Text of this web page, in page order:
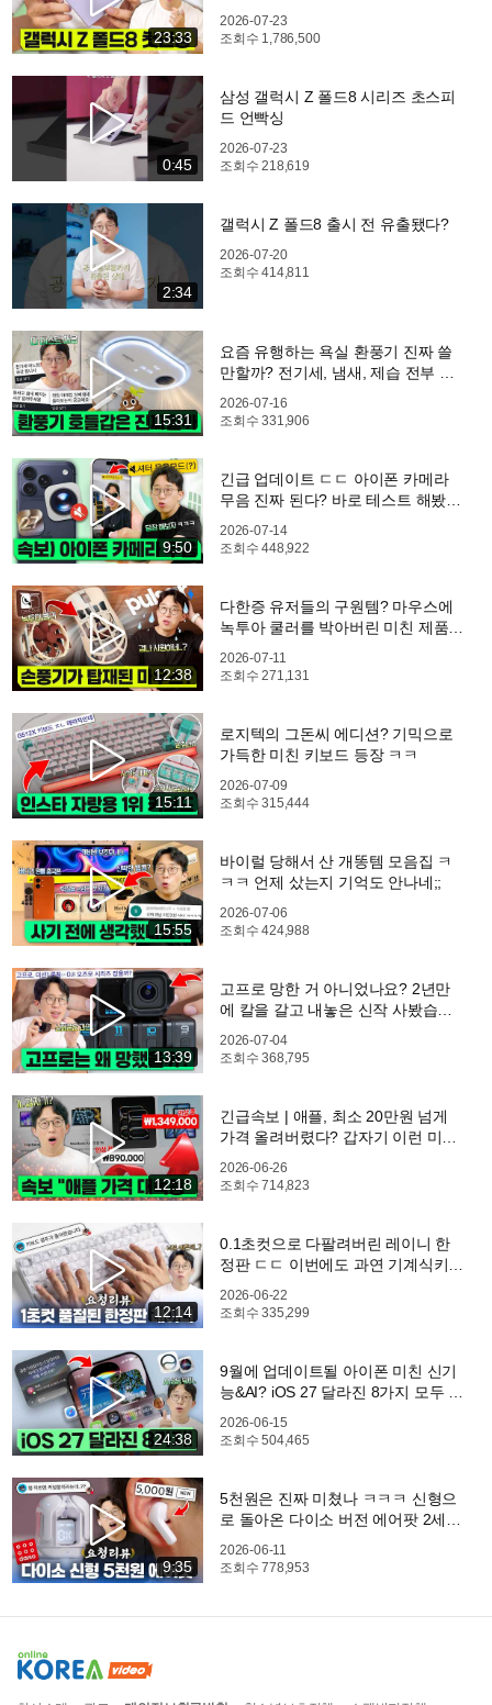
23:33
2026-07-23
조회수 1,786,500
0:45
삼성 갤럭시 Z 폴드8 시리즈 초스피
드 언빡싱
2026-07-23
조회수218,619
2:34
갤럭시 Z 폴드8 출시 전 유출됐다?
2026-07-20
조회수414,811
15:31
요즘 유행하는 욕실 환풍기 진짜 쓸
만할까? 전기세, 냄새, 제습 전부 테
2026-07-16
조회수331,906
9:50
긴급 업데이트 ㄷㄷ 아이폰 카메라
무음 진짜 된다? 바로 테스트 해봤습
2026-07-14
조회수448,922
12:38
다한증 유저들의 구원템? 마우스에
녹투아 쿨러를 박아버린 미친 제품
2026-07-11
조회수271,131
15:11
로지텍의 그돈씨 에디션? 기믹으로
가득한 미친 키보드 등장 ㅋㅋ
2026-07-09
조회수315,444
15:55
바이럴 당해서 산 개똥템 모음집 ㅋ
ㅋㅋ 언제 샀는지 기억도 안나네;;
2026-07-06
조회수424,988
13:39
고프로 망한 거 아니었나요? 2년만
에 칼을 갈고 내놓은 신작 사봤습니
2026-07-04
조회수368,795
12:18
긴급속보 | 애플, 최소 20만원 넘게
가격 올려버렸다? 갑자기 이런 미친
2026-06-26
조회수714,823
12:14
0.1초컷으로 다팔려버린 레이니 한
정판 ㄷㄷ 이번에도 과연 기계식키보
2026-06-22
조회수335,299
24:38
9월에 업데이트될 아이폰 미친 신기
능&AI? iOS 27 달라진 8가지 모두 살
2026-06-15
조회수504,465
9:35
5천원은 진짜 미쳤나 ㅋㅋㅋ 신형으
로 돌아온 다이소 버전 에어팟 2세
2026-06-11
조회수778,953